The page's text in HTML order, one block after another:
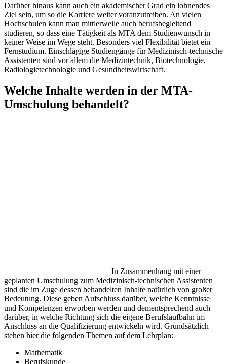
Darüber hinaus kann auch ein akademischer Grad ein lohnendes
Ziel sein, um so die Karriere weiter voranzutreiben. An vielen
Hochschulen kann man mittlerweile auch berufsbegleitend
studieren, so dass eine Tätigkeit als MTA dem Studienwunsch in
keiner Weise im Wege steht. Besonders viel Flexibilität bietet ein
Fernstudium. Einschlägige Studiengänge für Medizinisch-technische
Assistenten sind vor allem die Medizintechnik, Biotechnologie,
Radiologietechnologie und Gesundheitswirtschaft.
Welche Inhalte werden in der MTA-
Umschulung behandelt?
In Zusammenhang mit einer
geplanten Umschulung zum Medizinisch-technischen Assistenten
sind die im Zuge dessen behandelten Inhalte natürlich von großer
Bedeutung. Diese geben Aufschluss darüber, welche Kenntnisse
und Kompetenzen erworben werden und dementsprechend auch
darüber, in welche Richtung sich die eigene Berufslaufbahn im
Anschluss an die Qualifizierung entwickeln wird. Grundsätzlich
stehen hier die folgenden Themen auf dem Lehrplan:
Mathematik
Berufskunde